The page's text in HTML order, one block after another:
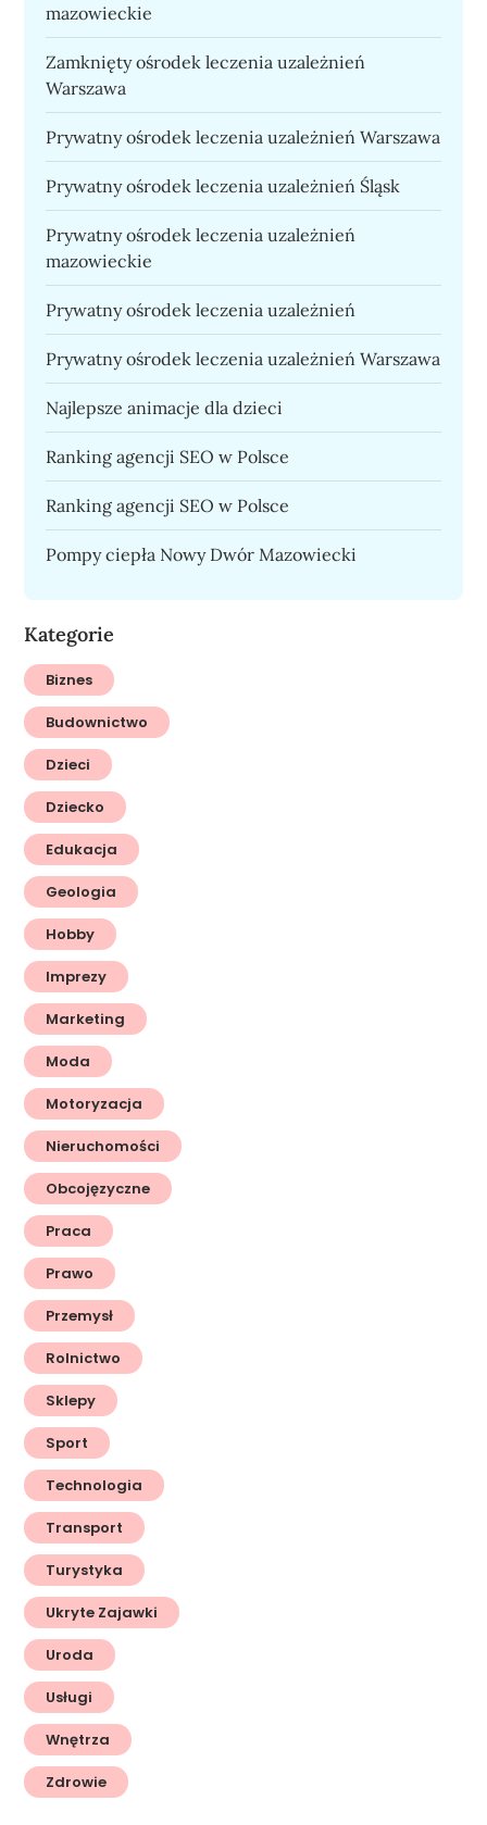
mazowieckie
Zamknięty ośrodek leczenia uzależnień
Warszawa
Prywatny ośrodek leczenia uzależnień Warszawa
Prywatny ośrodek leczenia uzależnień Śląsk
Prywatny ośrodek leczenia uzależnień
mazowieckie
Prywatny ośrodek leczenia uzależnień
Prywatny ośrodek leczenia uzależnień Warszawa
Najlepsze animacje dla dzieci
Ranking agencji SEO w Polsce
Ranking agencji SEO w Polsce
Pompy ciepła Nowy Dwór Mazowiecki
Kategorie
Biznes
Budownictwo
Dzieci
Dziecko
Edukacja
Geologia
Hobby
Imprezy
Marketing
Moda
Motoryzacja
Nieruchomości
Obcojęzyczne
Praca
Prawo
Przemysł
Rolnictwo
Sklepy
Sport
Technologia
Transport
Turystyka
Ukryte Zajawki
Uroda
Usługi
Wnętrza
Zdrowie